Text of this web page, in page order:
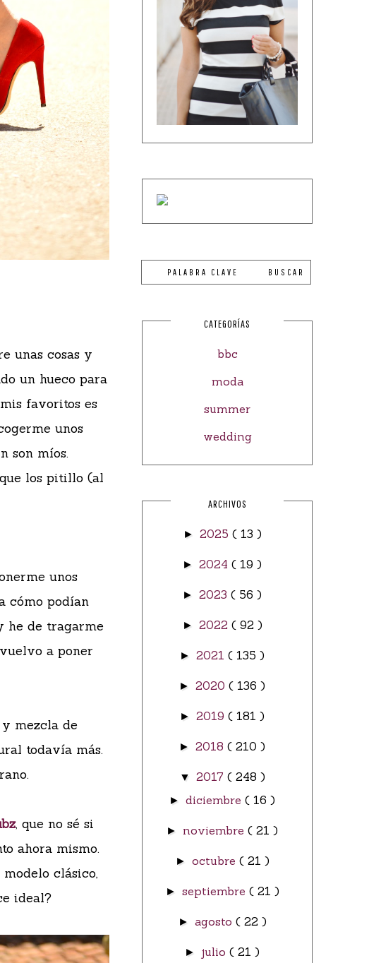
unas cosas y
un hueco para
favoritos es
unos
son míos.
los pitillo (al
unos
cómo podían
he de tragarme
a poner
mezcla de
todavía más.
, que no sé si
ahora mismo.
clásico,
ideal?
CATEGORÍAS
bbc
moda
summer
wedding
ARCHIVOS
► 2025 ( 13 )
►2024( 19 )
►2023( 56 )
► 2022 ( 92 )
►2021( 135 )
►2020( 136 )
►2019( 181 )
►2018( 210 )
▼ 2017 ( 248 )
►diciembre( 16 )
► noviembre( 21 )
► octubre ( 21 )
► septiembre ( 21 )
► agosto ( 22 )
► julio( 21 )